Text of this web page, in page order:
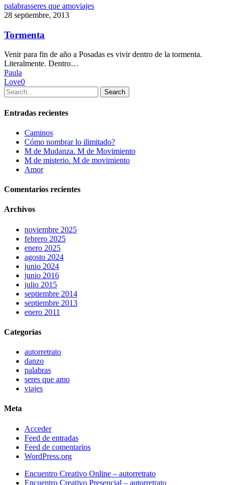
Tormenta
palabrasseres que amoviajes
28 septiembre, 2013
Tormenta
Venir para fin de año a Posadas es vivir dentro de la tormenta.
Literalmente. Dentro…
Paula
Love0
Search
Entradas recientes
Caminos
Cómo nombrar lo ilimitado?
M de Mudanza. M de Movimiento
M de misterio. M de movimiento
Amor
Comentarios recientes
Archivos
noviembre 2025
febrero 2025
enero 2025
agosto 2024
junio 2024
junio 2016
julio 2015
septiembre 2014
septiembre 2013
enero 2011
Categorías
autorretrato
danzo
palabras
seres que amo
viajes
Meta
Acceder
Feed de entradas
Feed de comentarios
WordPress.org
Close
Menu
Encuentro Creativo Online – autorretrato
Encuentro Creativo Presencial – autorretrato